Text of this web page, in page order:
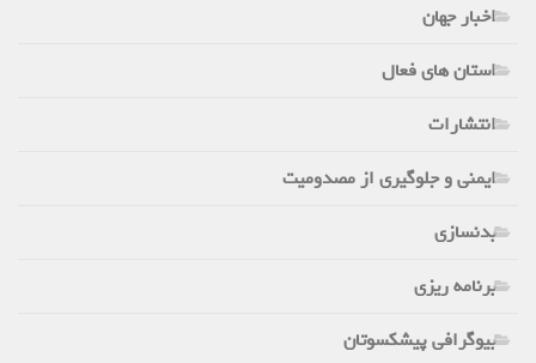
اخبار جهان
استان های فعال
انتشارات
ایمنی و جلوگیری از مصدومیت
بدنسازی
برنامه ریزی
بیوگرافی پیشکسوتان